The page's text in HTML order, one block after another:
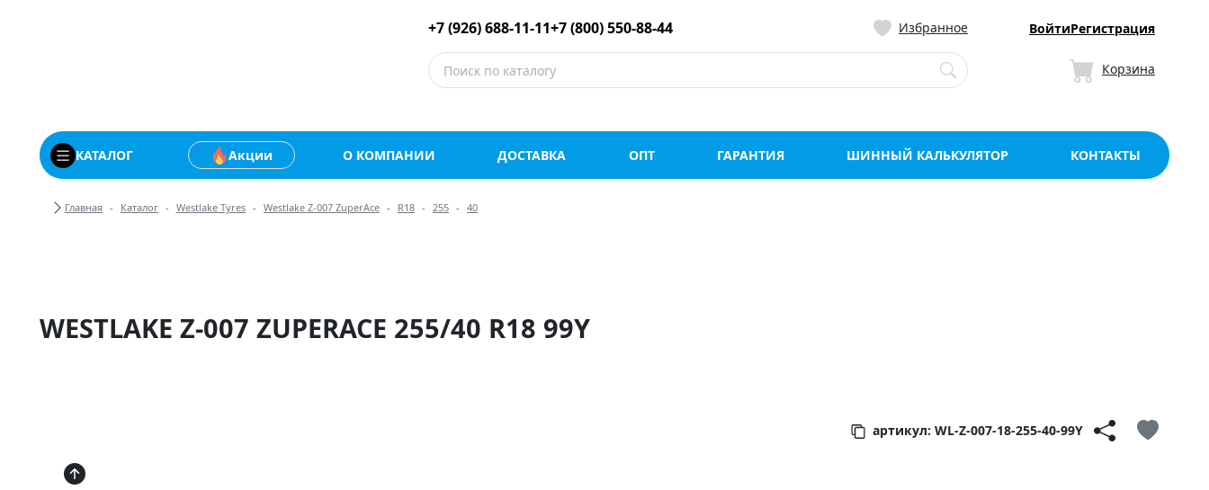
Купить автомобильные шины оптом и в розницу со склада в
+7 (926) 688-11-11+7 (800) 550-88-44 Избранное ВойтиРегистрация
Корзина
КАТАЛОГ Акции О КОМПАНИИ ДОСТАВКА ОПТ ГАРАНТИЯ ШИННЫЙ КАЛЬКУЛЯТОР КОНТАКТЫ
Хлебные крошки
Главная Каталог Westlake Tyres Westlake Z-007 ZuperAce R18 255 40
WESTLAKE Z-007 ZUPERACE 255/40 R18 99Y
артикул: WL-Z-007-18-255-40-99Y